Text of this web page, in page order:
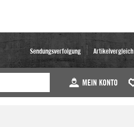
Sendungsverfolgung Artikelvergleich
MEIN KONTO